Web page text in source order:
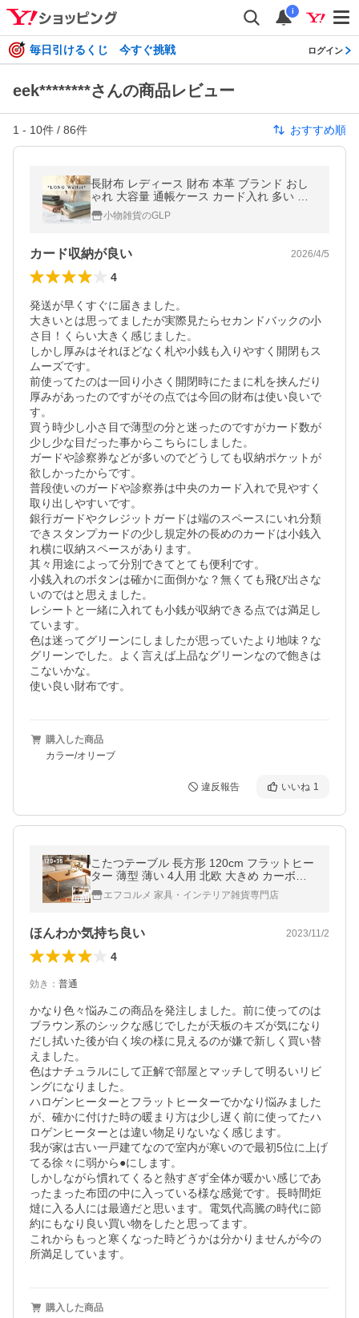
i
毎日引けるくじ 今すぐ挑戦 ログイン
eek********さんの商品レビュー
1 - 10件 / 86件 おすすめ順
長財布 レディース 財布 本革 ブランド おし
ゃれ 大容量 通帳ケース カード入れ 多い 磁
気 防止 ガバっと開く box型 小銭入れ 40代 5
0代 スリム 薄型 ギャルソン
小物雑貨のGLP
カード収納が良い 2026/4/5
4
発送が早くすぐに届きました。
大きいとは思ってましたが実際見たらセカンドバックの小
さ目！くらい大きく感じました。
しかし厚みはそれほどなく札や小銭も入りやすく開閉もス
ムーズです。
前使ってたのは一回り小さく開閉時にたまに札を挟んだり
厚みがあったのですがその点では今回の財布は使い良いで
す。
買う時少し小さ目で薄型の分と迷ったのですがカード数が
少し少な目だった事からこちらにしました。
ガードや診察券などが多いのでどうしても収納ポケットが
欲しかったからです。
普段使いのガードや診察券は中央のカード入れで見やすく
取り出しやすいです。
銀行ガードやクレジットガードは端のスペースにいれ分類
できスタンプカードの少し規定外の長めのカードは小銭入
れ横に収納スペースがあります。
其々用途によって分別できてとても便利です。
小銭入れのボタンは確かに面倒かな？無くても飛び出さな
いのではと思えました。
レシートと一緒に入れても小銭が収納できる点では満足し
ています。
色は迷ってグリーンにしましたが思っていたより地味？な
グリーンでした。よく言えば上品なグリーンなので飽きは
こないかな。
使い良い財布です。
購入した商品
カラー/オリーブ
違反報告 いいね 1
こたつテーブル 長方形 120cm フラットヒー
ター 薄型 薄い 4人用 北欧 大きめ カーボン
炬燵 コタツ 木製 天然木 丸脚 おしゃれ シン
プル ナチュラル ブラウン
エフコルメ 家具・インテリア雑貨専門店
ほんわか気持ち良い 2023/11/2
4
効き ： 普通
かなり色々悩みこの商品を発注しました。前に使ってのは
ブラウン系のシックな感じでしたが天板のキズが気になり
だし拭いた後が白く埃の様に見えるのが嫌で新しく買い替
えました。
色はナチュラルにして正解で部屋とマッチして明るいリビ
ングになりました。
ハロゲンヒーターとフラットヒーターでかなり悩みました
が、確かに付けた時の暖まり方は少し遅く前に使ってたハ
ロゲンヒーターとは違い物足りないなく感じます。
我が家は古い一戸建てなので室内が寒いので最初5位に上げ
てる徐々に弱から●にします。
しかしながら慣れてくると熱すぎず全体が暖かい感じであ
ったまった布団の中に入っている様な感覚です。長時間炬
燵に入る人には最適だと思います。電気代高騰の時代に節
約にもなり良い買い物をしたと思ってます。
これからもっと寒くなった時どうかは分かりませんが今の
所満足しています。
購入した商品